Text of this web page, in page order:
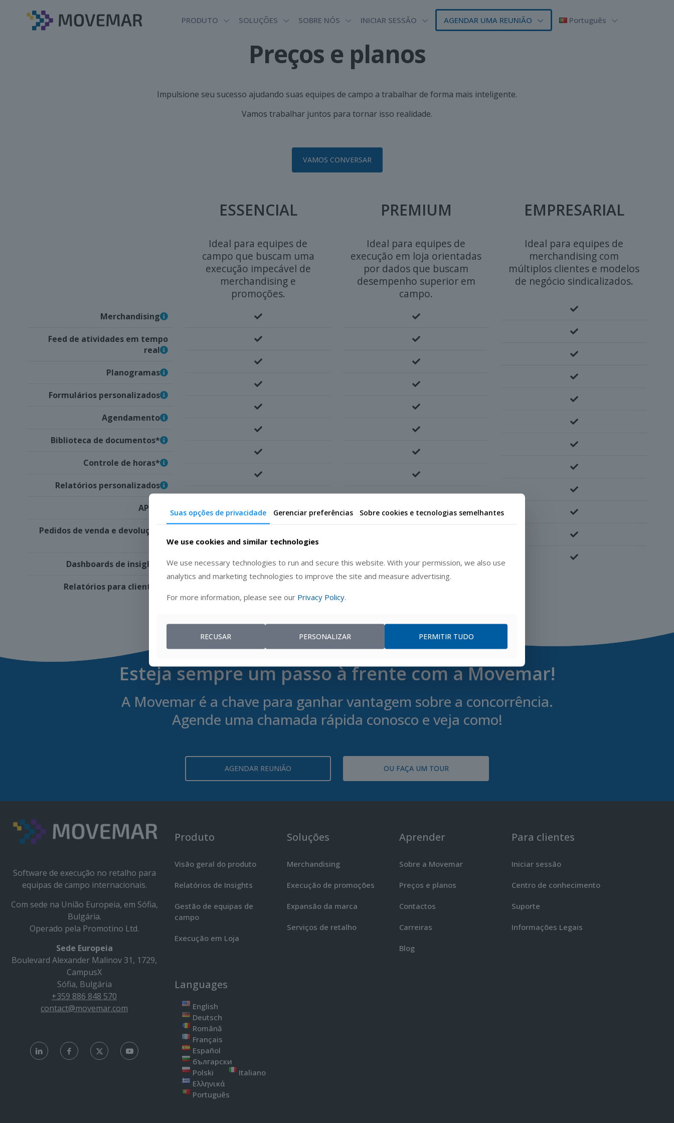
PRODUTO SOLUÇÕES SOBRE NÓS INICIAR SESSÃO AGENDAR UMA REUNIÃO Português
Preços e planos
Impulsione seu sucesso ajudando suas equipes de campo a trabalhar de forma mais inteligente.
Vamos trabalhar juntos para tornar isso realidade.
VAMOS CONVERSAR
Merchandising
Feed de atividades em tempo
real
Planogramas
Formulários personalizados
Agendamento
Biblioteca de documentos*
Controle de horas*
Relatórios personalizados
APIs*
Pedidos de venda e devoluções*
Dashboards de insights
Relatórios para clientes
ESSENCIAL
Ideal para equipes de
campo que buscam uma
execução impecável de
merchandising e
promoções.
PREMIUM
Ideal para equipes de
execução em loja orientadas
por dados que buscam
desempenho superior em
campo.
EMPRESARIAL
Ideal para equipes de
merchandising com
múltiplos clientes e modelos
de negócio sindicalizados.
Esteja sempre um passo à frente com a Movemar!
A Movemar é a chave para ganhar vantagem sobre a concorrência.
Agende uma chamada rápida conosco e veja como!
AGENDAR REUNIÃO OU FAÇA UM TOUR
Software de execução no retalho para
equipas de campo internacionais.
Com sede na União Europeia, em Sófia,
Bulgária.
Operado pela Promotino Ltd.
Sede Europeia
Boulevard Alexander Malinov 31, 1729,
CampusX
Sófia, Bulgária
+359 886 848 570
contact@movemar.com
Produto
Visão geral do produto
Relatórios de Insights
Gestão de equipas de
campo
Execução em Loja
Soluções
Merchandising
Execução de promoções
Expansão da marca
Serviços de retalho
Aprender
Sobre a Movemar
Preços e planos
Contactos
Carreiras
Blog
Para clientes
Iniciar sessão
Centro de conhecimento
Suporte
Informações Legais
Languages
English
Deutsch
Română
Français
Español
български
Polski
Italiano
Ελληνικά
Português
Suas opções de privacidade Gerenciar preferências Sobre cookies e tecnologias semelhantes
We use cookies and similar technologies
We use necessary technologies to run and secure this website. With your permission, we also use
analytics and marketing technologies to improve the site and measure advertising.
For more information, please see our Privacy Policy.
RECUSAR PERSONALIZAR PERMITIR TUDO